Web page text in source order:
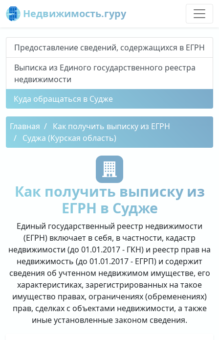
Недвижимость.гуру
Предоставление сведений, содержащихся в ЕГРН
Выписка из Единого государственного реестра
недвижимости
Куда обращаться в Судже
Главная
Как получить выписку из ЕГРН
Суджа (Курская область)
Как получить выписку из
ЕГРН в Судже
Единый государственный реестр недвижимости
(ЕГРН) включает в себя, в частности, кадастр
недвижимости (до 01.01.2017 - ГКН) и реестр прав на
недвижимость (до 01.01.2017 - ЕГРП) и содержит
сведения об учтенном недвижимом имуществе, его
характеристиках, зарегистрированных на такое
имущество правах, ограничениях (обременениях)
прав, сделках с объектами недвижимости, а также
иные установленные законом сведения.